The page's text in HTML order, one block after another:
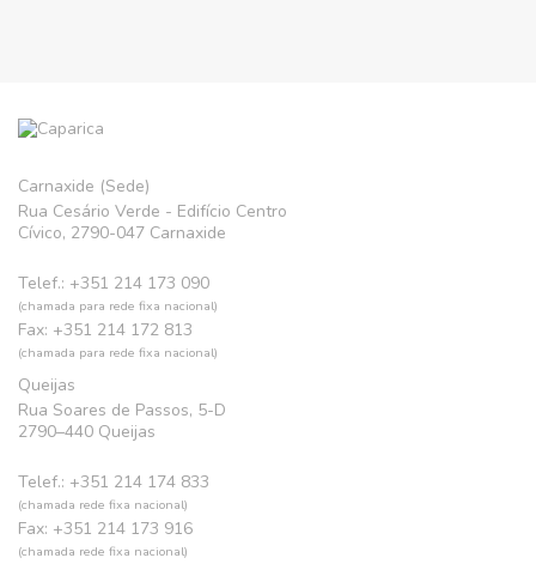
Carnaxide (Sede)
Rua Cesário Verde - Edifício Centro
Cívico, 2790-047 Carnaxide
Telef.: +351 214 173 090
(chamada para rede fixa nacional)
Fax: +351 214 172 813
(chamada para rede fixa nacional)
Queijas
Rua Soares de Passos, 5-D
2790–440 Queijas
Telef.: +351 214 174 833
(chamada rede fixa nacional)
Fax: +351 214 173 916
(chamada rede fixa nacional)